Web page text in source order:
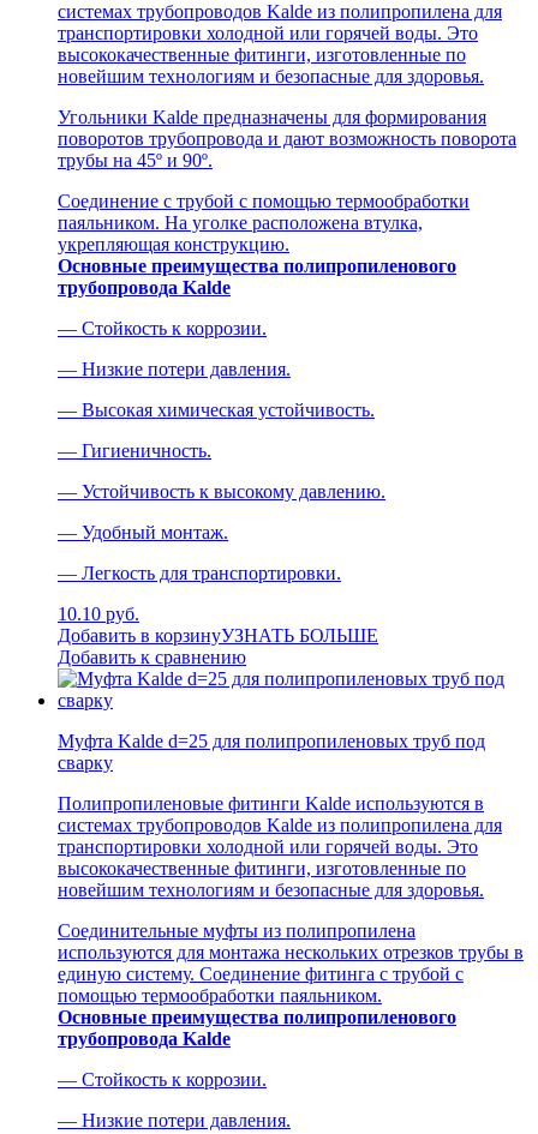
системах трубопроводов Kalde из полипропилена для
транспортировки холодной или горячей воды. Это
высококачественные фитинги, изготовленные по
новейшим технологиям и безопасные для здоровья.
Угольники Kalde предназначены для формирования
поворотов трубопровода и дают возможность поворота
трубы на 45º и 90º.
Соединение с трубой с помощью термообработки
паяльником. На уголке расположена втулка,
укрепляющая конструкцию.
Основные преимущества полипропиленового
трубопровода Kalde
— Стойкость к коррозии.
— Низкие потери давления.
— Высокая химическая устойчивость.
— Гигиеничность.
— Устойчивость к высокому давлению.
— Удобный монтаж.
— Легкость для транспортировки.
10.10 руб.
Добавить в корзинуУЗНАТЬ БОЛЬШЕ
Добавить к сравнению
Муфта Kalde d=25 для полипропиленовых труб под
сварку
Полипропиленовые фитинги Kalde используются в
системах трубопроводов Kalde из полипропилена для
транспортировки холодной или горячей воды. Это
высококачественные фитинги, изготовленные по
новейшим технологиям и безопасные для здоровья.
Соединительные муфты из полипропилена
используются для монтажа нескольких отрезков трубы в
единую систему. Соединение фитинга с трубой с
помощью термообработки паяльником.
Основные преимущества полипропиленового
трубопровода Kalde
— Стойкость к коррозии.
— Низкие потери давления.